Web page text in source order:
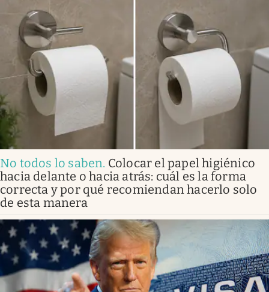
No todos lo saben. Colocar el papel higiénico
hacia delante o hacia atrás: cuál es la forma
correcta y por qué recomiendan hacerlo solo
de esta manera